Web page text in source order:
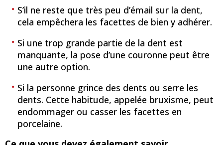
S’il ne reste que très peu d’émail sur la dent,
cela empêchera les facettes de bien y adhérer.
Si une trop grande partie de la dent est
manquante, la pose d’une couronne peut être
une autre option.
Si la personne grince des dents ou serre les
dents. Cette habitude, appelée bruxisme, peut
endommager ou casser les facettes en
porcelaine.